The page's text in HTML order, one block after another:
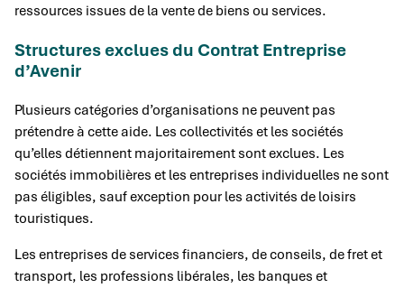
ressources issues de la vente de biens ou services.
Structures exclues du Contrat Entreprise
d’Avenir
Plusieurs catégories d’organisations ne peuvent pas
prétendre à cette aide. Les collectivités et les sociétés
qu’elles détiennent majoritairement sont exclues. Les
sociétés immobilières et les entreprises individuelles ne sont
pas éligibles, sauf exception pour les activités de loisirs
touristiques.
Les entreprises de services financiers, de conseils, de fret et
transport, les professions libérales, les banques et